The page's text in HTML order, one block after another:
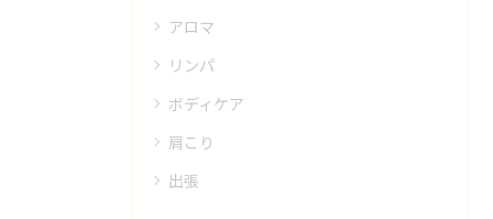
アロマ
リンパ
ボディケア
肩こり
出張